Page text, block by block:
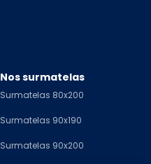
Nos surmatelas
Surmatelas 80x200
Surmatelas 90x190
Surmatelas 90x200